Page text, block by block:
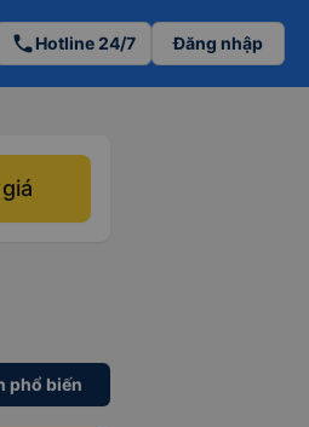
phoneHotline 24/7 Đăng nhập
phổ biến